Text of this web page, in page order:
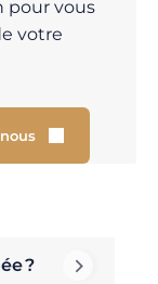
pour vous
votre
?